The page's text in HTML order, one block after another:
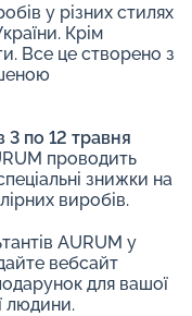
у різних стилях
Крім
Все це створено з
3 по 12 травня
проводить
знижки на
виробів.
AURUM у
вебсайт
для вашої
людини.